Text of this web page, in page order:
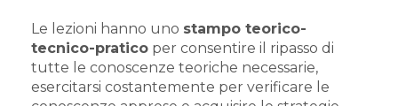
Le lezioni hanno uno stampo teorico-
tecnico-pratico per consentire il ripasso di
tutte le conoscenze teoriche necessarie,
esercitarsi costantemente per verificare le